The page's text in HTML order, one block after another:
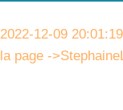
2022-12-09
la page -